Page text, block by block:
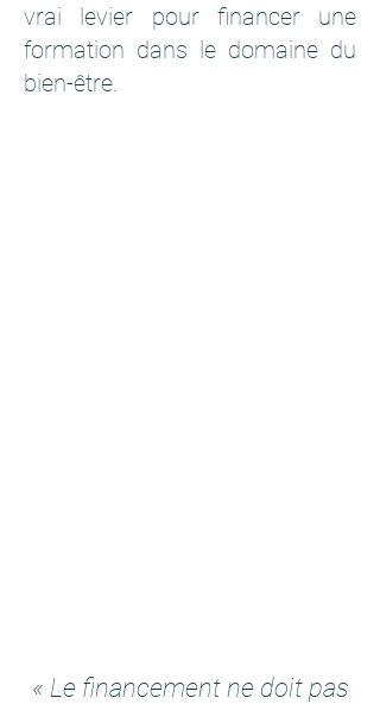
vrai levier pour financer une
formation dans le domaine du
bien-être.
« Le financement ne doit pas